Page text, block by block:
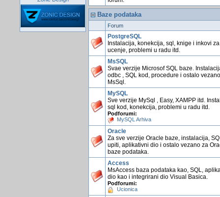
Baze podataka
Forum
PostgreSQL
Instalacija, konekcija, sql, knige i inkovi za
ucenje, problemi u radu itd.
MsSQL
Svae verzije Microsof SQL baze.
odbc , SQL kod, procedure i ostalo
MsSql.
MySQL
Sve verzije MySql , Easy, XAMPP itd.
sql kod, konekcija, problemi u radu itd.
Podforumi:
MySQL Arhiva
Oracle
Za sve verzije Oracle baze, instalacija,
upiti, aplikativni dio i ostalo vezano za
baze podataka.
Access
MsAccess baza podataka kao, SQL,
dio kao i integrirani dio Visual Basica.
Podforumi:
Ucionica